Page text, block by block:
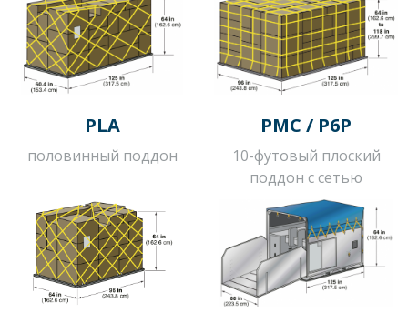
PLA
половинный поддон
PMC / P6P
10-футовый плоский
поддон с сетью